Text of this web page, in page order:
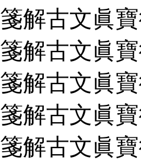
箋解古文眞
箋解古文眞
箋解古文眞
箋解古文眞
箋解古文眞